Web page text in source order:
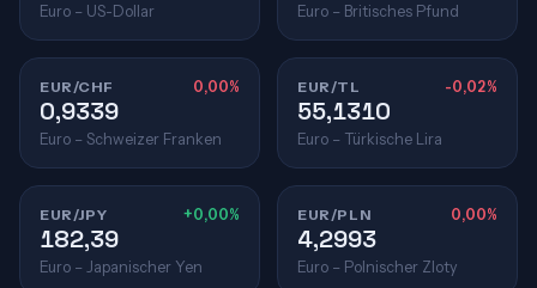
Euro – US-Dollar Euro – Britisches Pfund
EUR/CHF 0,00%
0,9339
Euro – Schweizer Franken
EUR/TL -0,02%
55,1310
Euro – Türkische Lira
EUR/JPY +0,00%
182,39
Euro – Japanischer Yen
EUR/PLN 0,00%
4,2993
Euro – Polnischer Zloty